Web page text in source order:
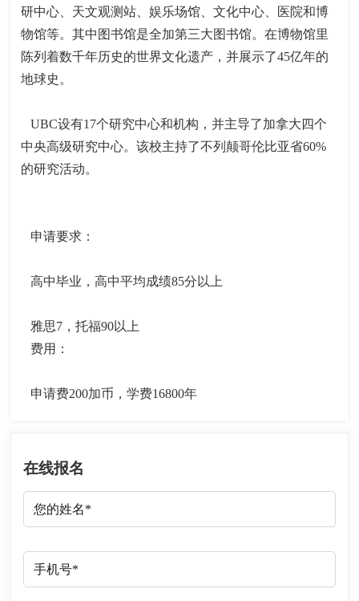
研中心、天文观测站、娱乐场馆、文化中心、医院和博
物馆等。其中图书馆是全加第三大图书馆。在博物馆里
陈列着数千年历史的世界文化遗产，并展示了45亿年的
地球史。
UBC设有17个研究中心和机构，并主导了加拿大四个
中央高级研究中心。该校主持了不列颠哥伦比亚省60%
的研究活动。
申请要求：
高中毕业，高中平均成绩85分以上
雅思7，托福90以上
费用：
申请费200加币，学费16800年
在线报名